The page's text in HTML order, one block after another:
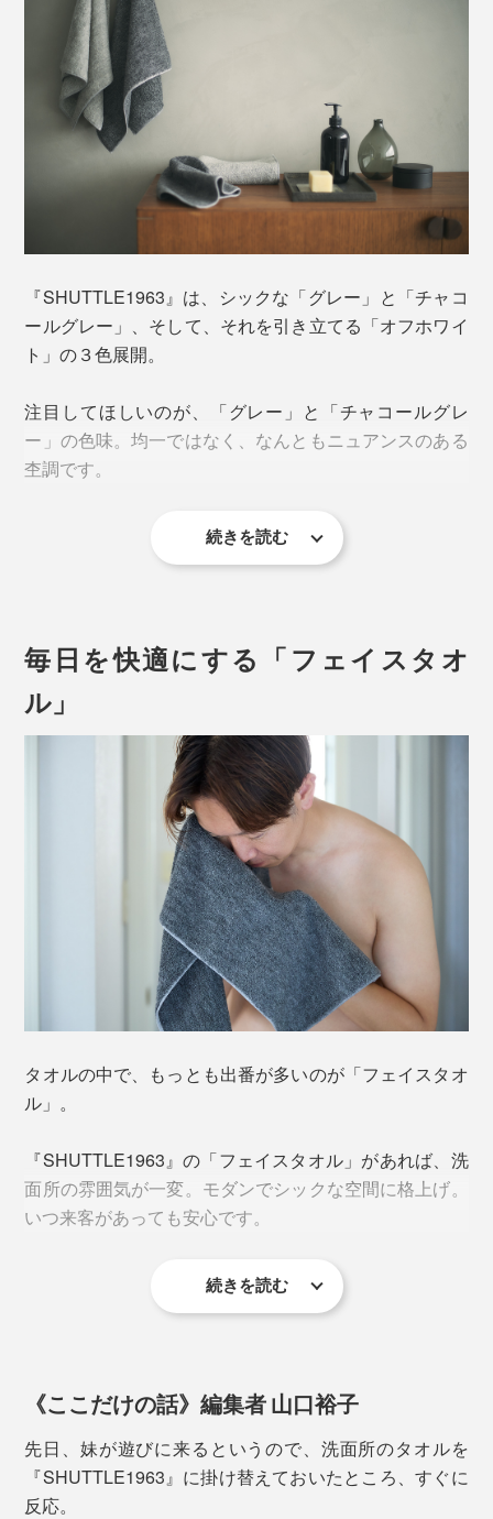
そんな非効率なことを、なぜ続けるのか。
それは、低速で織り上げることで、糸に負担をかけず、
風合いに織り上がるから。
タオルを間近でよく見ると分かりますが、すべてのパイ
さ。
洗うほどボリューム感が出て風合いがアップ。下写真は
５回洗ったあとのタオル（左）と新品タオル（右）です
が、洗濯後のタオルの方がはるかにボリュームアップし
新品のうちだけふわふわ柔らかい、タオルとは別格の使
い心地。“育つ”タオルなのです。
その特長を余すことなく際立たせるのが「シャトル織
機」。
ゆっくり高密度で織ることで、高速機では創り得ない風
合いに。機械と素材の掛け算で、『SHUTTLE1963』
は、織り上げられています。
また、綿の吸水力を高めているのが、今治ならではの
「先晒し・先染め」。
一般的には、織った後に晒し・染色を行う「後晒し・後
染め」が主流ですが、今治タオルは糸の段階で晒し染め
を行うため、ふんわりとやわらかいタオルに仕上げるこ
そもそも油分をが含み、そのままでは水を弾いてしまう
綿。油分や不純物を、いかに繊維を傷めることなく、完
『SHUTTLE1963』では、一般的な強アルカリ性の苛性
素法を使用。
『SHUTTLE1963』は、シックな「グレー」と「チャコ
ールグレー」、そして、それを引き立てる「オフホワイ
ト」の３色展開。
注目してほしいのが、「グレー」と「チャコールグレ
ー」の色味。均一ではなく、なんともニュアンスのある
杢調です。
普通は、色の違う複数の「糸」を撚り合わせることで、
杢調に見せることがほとんどですが、
『SHUTTLE1963』は、「わた」の段階から。
糸を作る段階で、色味の異なる「わた」を混ぜること
で、あえて不揃い感を演出。より自然に色が混ざり合
見られないそう。70年前の機械を使い、
『SHUTTLE1963』のためだけに作られています。
続きを読む
毎日を快適にする「フェイスタオ
ル」
タオルの中で、もっとも出番が多いのが「フェイスタオ
ル」。
『SHUTTLE1963』の「フェイスタオル」があれば、洗
面所の雰囲気が一変。モダンでシックな空間に格上げ。
いつ来客があっても安心です。
タオルにボリュームがあるため、お風呂で濡らして使う
続きを読む
《ここだけの話》編集者 山口裕子
先日、妹が遊びに来るというので、洗面所のタオルを
『SHUTTLE1963』に掛け替えておいたところ、すぐに
反応。